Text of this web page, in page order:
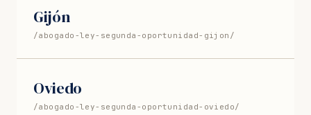
Gijón
/abogado-ley-segunda-oportunidad-gijon/
Oviedo
/abogado-ley-segunda-oportunidad-oviedo/